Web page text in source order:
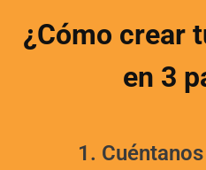
¿Cómo crear
en 3
1.